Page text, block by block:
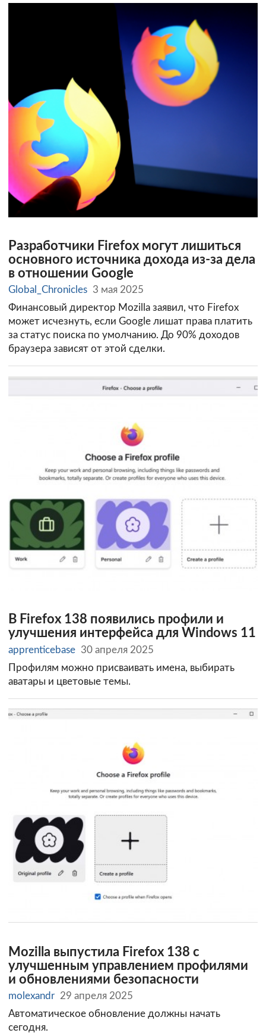
Разработчики Firefox могут лишиться
основного источника дохода из-за дела
в отношении Google
Global_Chronicles 3 мая 2025
Финансовый директор Mozilla заявил, что Firefox
может исчезнуть, если Google лишат права платить
за статус поиска по умолчанию. До 90% доходов
браузера зависят от этой сделки.
В Firefox 138 появились профили и
улучшения интерфейса для Windows 11
apprenticebase 30 апреля 2025
Профилям можно присваивать имена, выбирать
аватары и цветовые темы.
Mozilla выпустила Firefox 138 с
улучшенным управлением профилями
и обновлениями безопасности
molexandr 29 апреля 2025
Автоматическое обновление должны начать
сегодня.